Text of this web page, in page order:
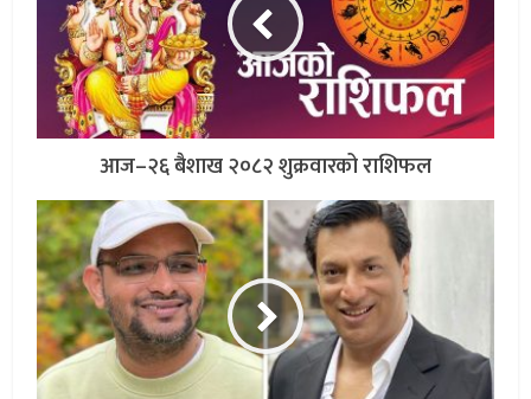
आज–२६ बैशाख २०८२ शुक्रवारको राशिफल